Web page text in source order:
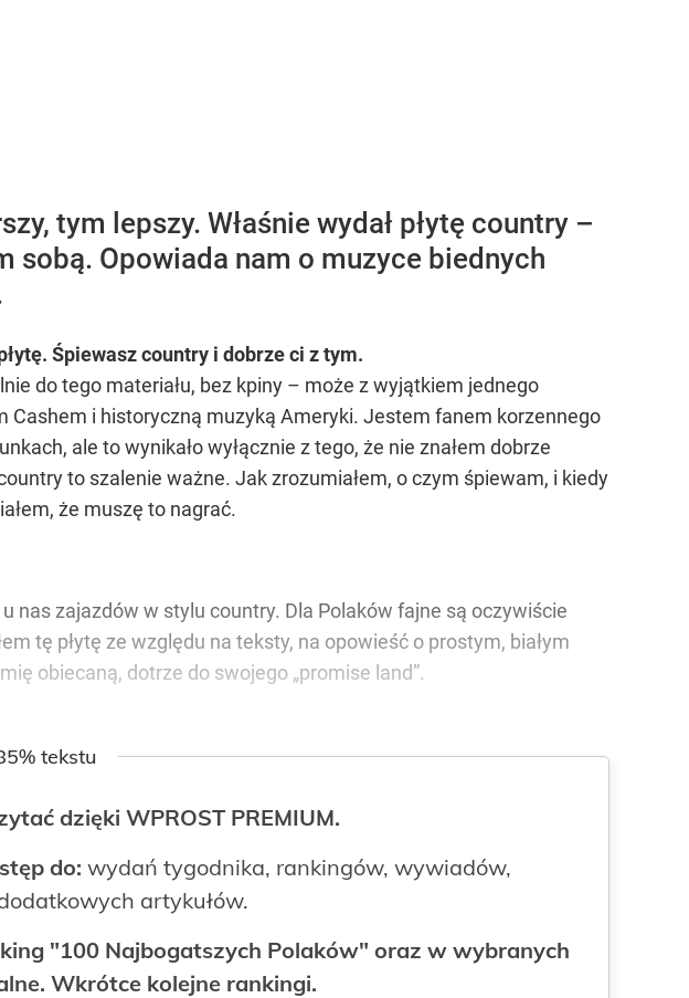
tym lepszy. Właśnie wydał płytę country –
sobą. Opowiada nam o muzyce biednych
Śpiewasz country i dobrze ci z tym.
do tego materiału, bez kpiny – może z wyjątkiem jednego
Cashem i historyczną muzyką Ameryki. Jestem fanem korzennego
ale to wynikało wyłącznie z tego, że nie znałem dobrze
to szalenie ważne. Jak zrozumiałem, o czym śpiewam, i kiedy
że muszę to nagrać.
nas zajazdów w stylu country. Dla Polaków fajne są oczywiście
tę płytę ze względu na teksty, na opowieść o prostym, białym
obiecaną, dotrze do swojego „promise land”.
tekstu
dzięki WPROST PREMIUM.
do: wydań tygodnika, rankingów, wywiadów,
artykułów.
"100 Najbogatszych Polaków" oraz w wybranych
Wkrótce kolejne rankingi.